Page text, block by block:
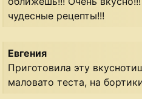
чудесные рецепты!!!
Евгения
Приготовила эту
маловато теста, на